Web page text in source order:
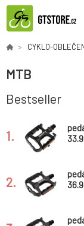
CYKLO-
MTB
Bestseller
1.
2.